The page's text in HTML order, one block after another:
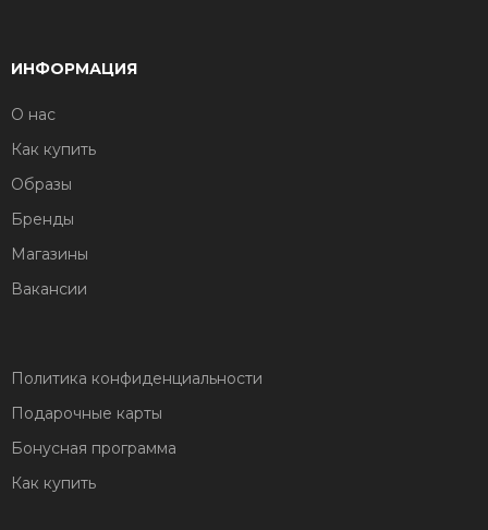
ИНФОРМАЦИЯ
О нас
Как купить
Образы
Бренды
Магазины
Вакансии
Политика конфиденциальности
Подарочные карты
Бонусная программа
Как купить